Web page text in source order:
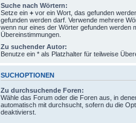
Suche nach Wörtern:
Setze ein + vor ein Wort, das gefunden
gefunden werden darf. Verwende mehrere
wenn nur eines der Wörter gefunden werden
Übereinstimmungen.
Zu suchender Autor:
Benutze ein * als Platzhalter für teilweise
SUCHOPTIONEN
Zu durchsuchende Foren:
Wähle das Forum oder die Foren aus, in
automatisch mit durchsucht, sofern du die
deaktivierst.